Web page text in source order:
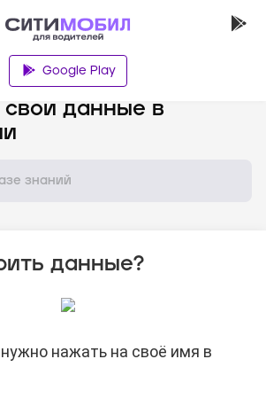
Google Play
свои данные в
данные?
нажать на своё имя в
нажать на своё имя в
нажать на своё имя в